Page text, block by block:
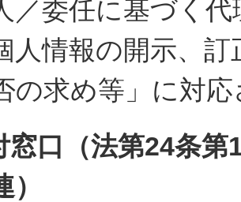
／委任に基づく
人情報の開示、
の求め等」に対
窓口（法第24条